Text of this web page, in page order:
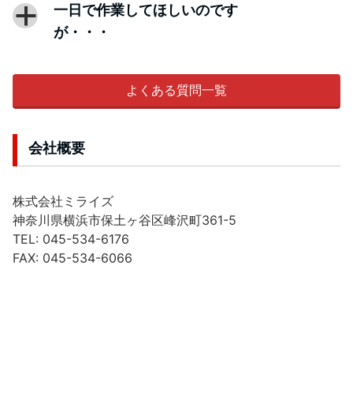
a
一日で作業してほしいのです
が・・・
よくある質問一覧
会社概要
株式会社ミライズ
神奈川県横浜市保土ヶ谷区峰沢町361-5
TEL: 045-534-6176
FAX: 045-534-6066